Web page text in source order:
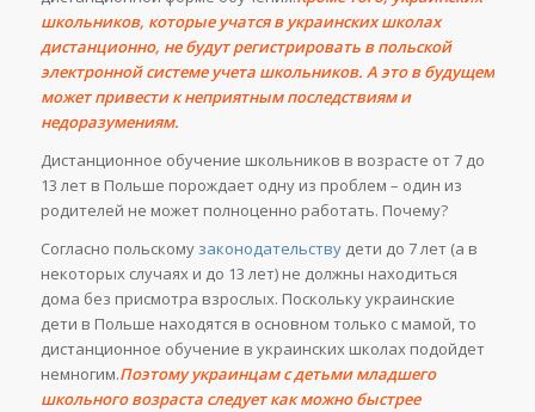
школьников, которые учатся в украинских школах
дистанционно, не будут регистрировать в польской
электронной системе учета школьников. А это в будущем
может привести к неприятным последствиям и
недоразумениям.
Дистанционное обучение школьников в возрасте от 7 до
13 лет в Польше порождает одну из проблем – один из
родителей не может полноценно работать. Почему?
Согласно польскому законодательствудети до 7 лет (а в
некоторых случаях и до 13 лет) не должны находиться
дома без присмотра взрослых. Поскольку украинские
дети в Польше находятся в основном только с мамой, то
дистанционное обучение в украинских школах подойдет
немногим.Поэтому украинцам с детьми младшего
школьного возраста следует как можно быстрее